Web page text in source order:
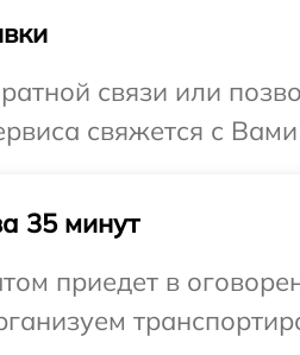
связи или
свяжется с
35 минут
приедет в